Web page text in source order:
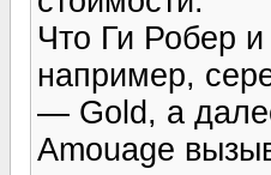
Что Ги Робер
например,
— Gold, а
Amouage